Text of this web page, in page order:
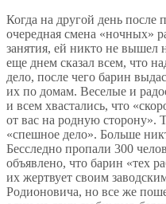
Когда на другой день после
очередная смена «ночных»
занятия, ей никто не вышел
еще днем сказал всем, что
дело, после чего барин
их по домам. Веселые и
и всем хвастались, что
от вас на родную сторону».
«спешное дело». Больше
Бесследно пропали 300
объявлено, что барин «тех
их жертвует своим
Родионовича, но все же